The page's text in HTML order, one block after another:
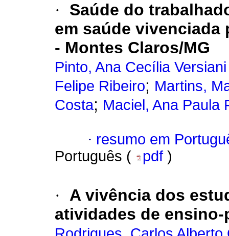
·
Saúde do
em saúde vivenciada
- Montes Claros/MG
Pinto, Ana Cecília
Felipe Ribeiro; Martins,
Costa; Maciel, Ana Paula
· resumo em
Português (
pdf )
·
A vivência dos
atividades de ensino-